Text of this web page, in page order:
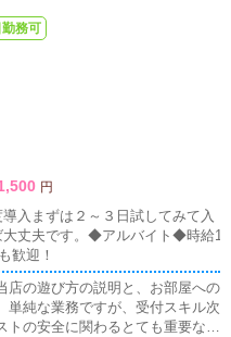
務可
円
入まずは２～３日試してみて入
大丈夫です。◆アルバイト◆時給1
歓迎！
店の遊び方の説明と、お部屋への
単純な業務ですが、受付スキル次
トの安全に関わるとても重要な役